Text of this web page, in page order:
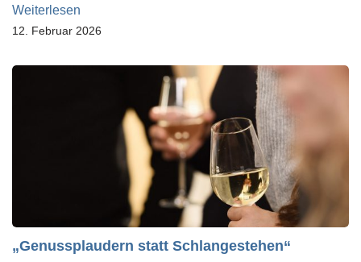
Weiterlesen
12. Februar 2026
„Genussplaudern statt Schlangestehen“